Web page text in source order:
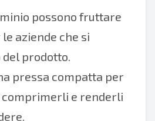
possono fruttare
aziende che si
prodotto.
pressa compatta per
comprimerli e renderli